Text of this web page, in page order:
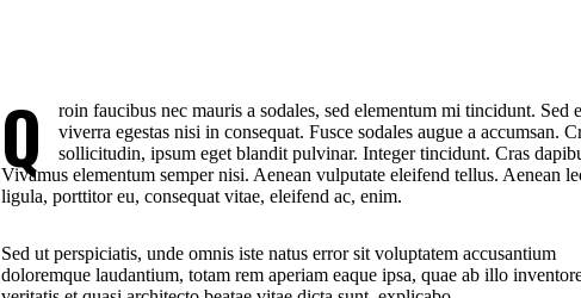
Q
roin faucibus nec mauris a sodales, sed elementum mi tincidunt. Sed
viverra egestas nisi in consequat. Fusce sodales augue a accumsan.
sollicitudin, ipsum eget blandit pulvinar. Integer tincidunt. Cras
Vivamus elementum semper nisi. Aenean vulputate eleifend tellus. Aenean
ligula, porttitor eu, consequat vitae, eleifend ac, enim.
Sed ut perspiciatis, unde omnis iste natus error sit voluptatem accusantium
doloremque laudantium, totam rem aperiam eaque ipsa, quae ab illo